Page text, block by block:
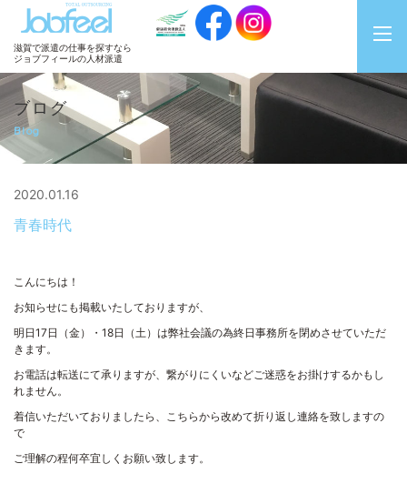
JobFeel
滋賀で派遣の仕事を探すなら
ジョブフィールの人材派遣
ブログ
Blog
2020.01.16
青春時代
こんにちは！
お知らせにも掲載いたしておりますが、
明日17日（金）・18日（土）は弊社会議の為終日事務所を閉めさせていただ
きます。
お電話は転送にて承りますが、繋がりにくいなどご迷惑をお掛けするかもし
れません。
着信いただいておりましたら、こちらから改めて折り返し連絡を致しますの
で
ご理解の程何卒宜しくお願い致します。